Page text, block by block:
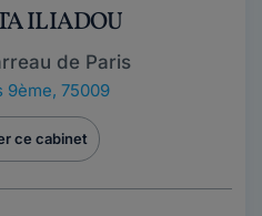
ILIADOU
de Paris
9ème, 75009
ce cabinet